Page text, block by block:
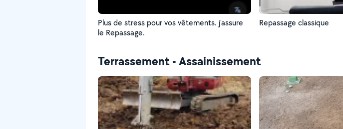
Plus de stress pour vos vêtements. j'assure
le Repassage.
Repassage classique
Terrassement - Assainissement